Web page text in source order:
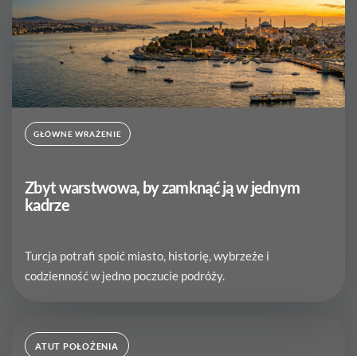
GŁÓWNE WRAŻENIE
Zbyt warstwowa, by zamknąć ją w jednym
kadrze
Turcja potrafi spoić miasto, historię, wybrzeże i
codzienność w jedno poczucie podróży.
ATUT POŁOŻENIA